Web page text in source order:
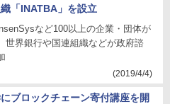
「INATBA」を設立
など100以上の企業・団体が
世界銀行や国連組織などが政府諮
(2019/4/4)
ブロックチェーン寄付講座を開